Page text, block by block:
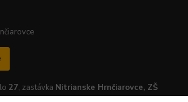
27, zastávka Nitrianske Hrnčiarovce, ZŠ